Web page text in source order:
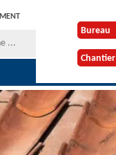
Bureau
Chantier